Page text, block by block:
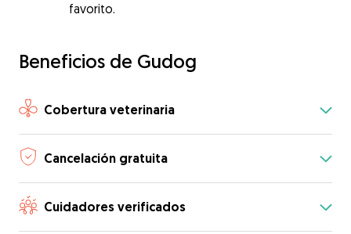
favorito.
Beneficios de Gudog
Cobertura veterinaria
Cancelación gratuita
Cuidadores verificados